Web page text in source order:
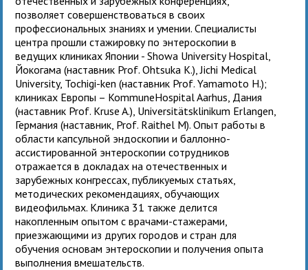
позволяет совершенствоваться в своих
профессиональных знаниях и умении. Специалисты
центра прошли стажировку по энтероскопии в
ведущих клиниках Японии - Showa University Hospital,
Йокогама (наставник Prof. Ohtsuka K.), Jichi Medical
University, Tochigi-ken (наставник Prof. Yamamoto H.);
клиниках Европы – KommuneHospital Aarhus, Дания
(наставник Prof. Kruse A.), Universitätsklinikum Erlangen,
Германия (наставник, Prof. Raithel M). Опыт работы в
области капсульной эндоскопии и баллонно-
ассистированной энтероскопии сотрудников
отражается в докладах на отечественных и
зарубежных конгрессах, публикуемых статьях,
методических рекомендациях, обучающих
видеофильмах. Клиника 31 также делится
накопленным опытом с врачами-стажерами,
приезжающими из других городов и стран для
обучения основам энтероскопии и получения опыта
выполнения вмешательств.